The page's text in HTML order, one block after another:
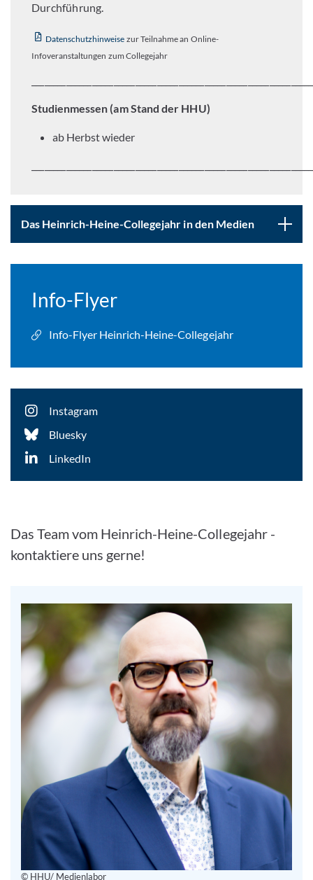
Durchführung.
Datenschutzhinweise zur Teilnahme an Online-
Infoveranstaltungen zum Collegejahr
Studienmessen (am Stand der HHU)
ab Herbst wieder
Das Heinrich-Heine-Collegejahr in den Medien
Info-Flyer
Info-Flyer Heinrich-Heine-Collegejahr
Instagram
Bluesky
LinkedIn
Das Team vom Heinrich-Heine-Collegejahr -
kontaktiere uns gerne!
© HHU/ Medienlabor